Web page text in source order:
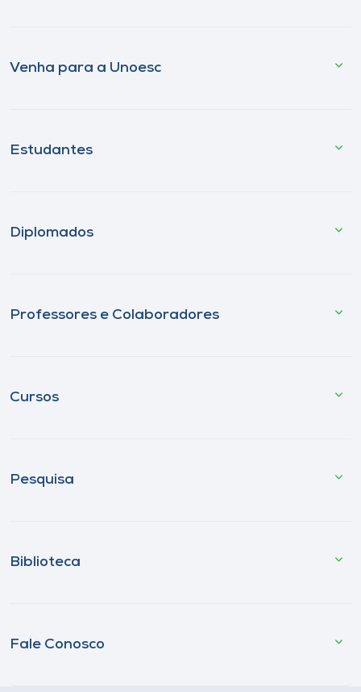
Venha para a Unoesc
Estudantes
Diplomados
Professores e Colaboradores
Cursos
Pesquisa
Biblioteca
Fale Conosco